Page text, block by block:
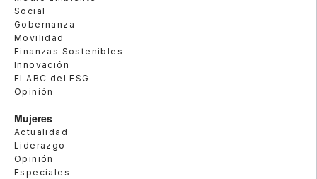
Social
Gobernanza
Movilidad
Finanzas Sostenibles
Innovación
El ABC del ESG
Opinión
Mujeres
Actualidad
Liderazgo
Opinión
Especiales